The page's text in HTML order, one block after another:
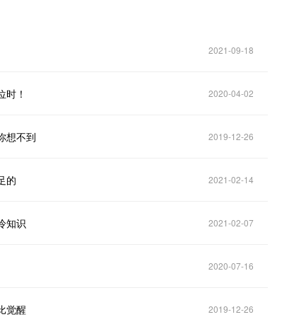
2021-09-18
！ 2020-04-02
想不到 2019-12-26
的 2021-02-14
知识 2021-02-07
2020-07-16
觉醒 2019-12-26